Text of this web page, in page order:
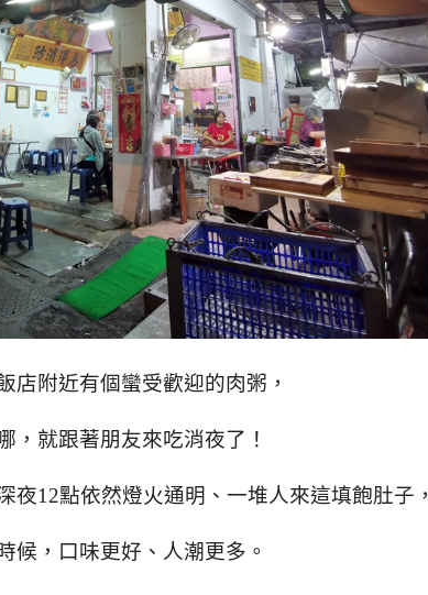
店附近有個蠻受歡迎的肉粥，
，就跟著朋友來吃消夜了！
夜12點依然燈火通明、一堆人來這填飽肚子，
候，口味更好、人潮更多。